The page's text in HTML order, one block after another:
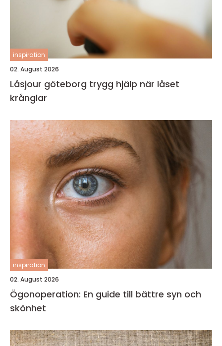
inspiration
02. August 2026
Låsjour göteborg trygg hjälp när låset
krånglar
inspiration
02. August 2026
Ögonoperation: En guide till bättre syn och
skönhet